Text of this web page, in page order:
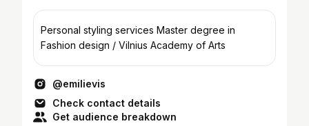
Personal styling services Master degree in
Fashion design / Vilnius Academy of Arts
@emilievis
Check contact details
Get audience breakdown